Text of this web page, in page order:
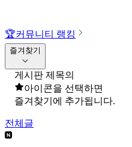
🏆커뮤니티 랭킹
즐겨찾기
게시판 제목의
아이콘을 선택하면
즐겨찾기에 추가됩니다.
전체글